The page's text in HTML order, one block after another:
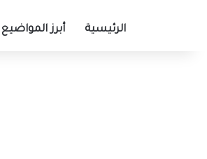
الرئيسية أبرز المواضيع